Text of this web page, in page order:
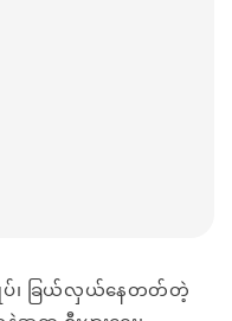
ပ်၊ ခြယ်လှယ်နေတတ်တဲ့